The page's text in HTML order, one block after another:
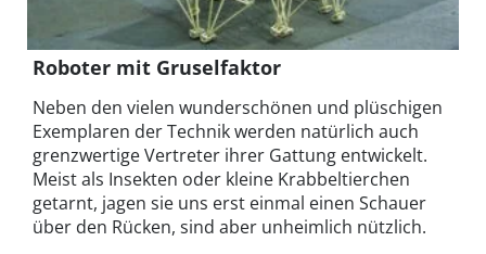
Roboter mit Gruselfaktor
Neben den vielen wunderschönen und plüschigen
Exemplaren der Technik werden natürlich auch
grenzwertige Vertreter ihrer Gattung entwickelt.
Meist als Insekten oder kleine Krabbeltierchen
getarnt, jagen sie uns erst einmal einen Schauer
über den Rücken, sind aber unheimlich nützlich.